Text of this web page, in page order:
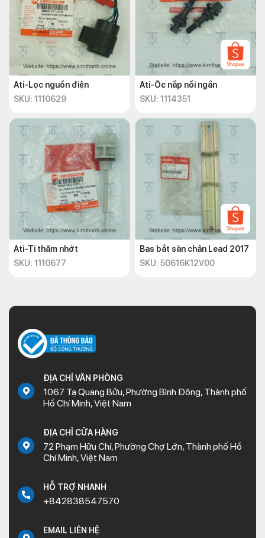
Ati-Lọc nguồn điện
SKU: 1110629
Ati-Ốc nắp nồi ngắn
SKU: 1114351
Ati-Ti thăm nhớt
SKU: 1110677
Bas bắt sàn chân Lead 2017
SKU: 50616K12V00
ĐỊA CHỈ VĂN PHÒNG
1067 Tạ Quang Bửu, Phường Bình Đông, Thành phố
Hồ Chí Minh, Việt Nam
ĐỊA CHỈ CỬA HÀNG
72 Phạm Hữu Chí, Phường Chợ Lớn, Thành phố Hồ
Chí Minh, Việt Nam
HỖ TRỢ NHANH
+842838547570
EMAIL LIÊN HỆ